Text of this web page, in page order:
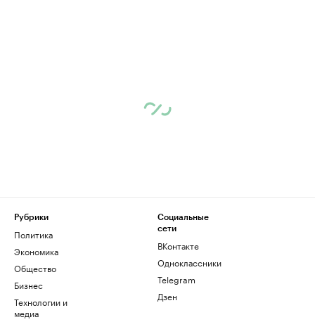
Рубрики
Политика
Экономика
Общество
Бизнес
Технологии и
медиа
Социальные
сети
ВКонтакте
Одноклассники
Telegram
Дзен